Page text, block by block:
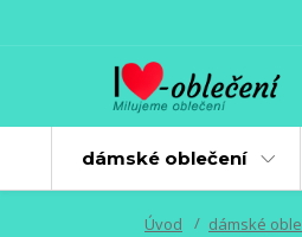
dámské oblečení
Úvod dámské